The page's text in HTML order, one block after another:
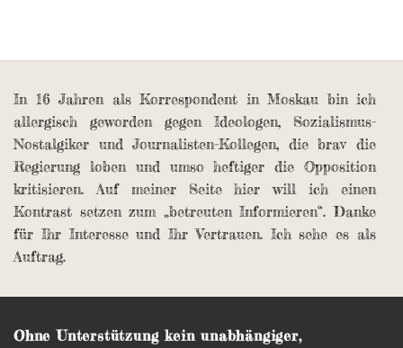
In 16 Jahren als Korrespondent in Moskau bin ich
allergisch geworden gegen Ideologen, Sozialismus-
Nostalgiker und Journalisten-Kollegen, die brav die
Regierung loben und umso heftiger die Opposition
kritisieren. Auf meiner Seite hier will ich einen
Kontrast setzen zum „betreuten Informieren“. Danke
für Ihr Interesse und Ihr Vertrauen. Ich sehe es als
Auftrag.
Ohne Unterstützung kein unabhängiger,